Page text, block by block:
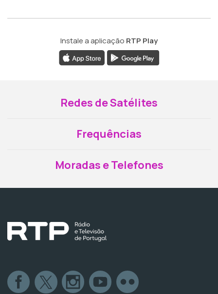
Instale a aplicação RTP Play
Redes de Satélites
Frequências
Moradas e Telefones